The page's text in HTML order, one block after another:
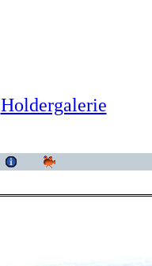
Holdergalerie